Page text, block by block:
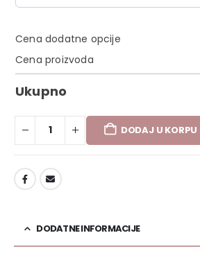
Cena dodatne opcije
Cena proizvoda
Ukupno
DODAJ U KORPU
DODATNE INFORMACIJE